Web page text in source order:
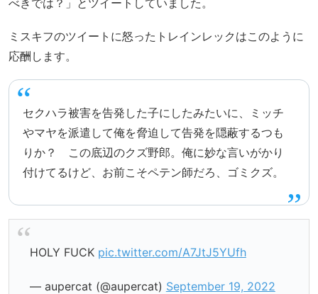
ミスキフのツイートに怒ったトレインレックはこのように
応酬します。
セクハラ被害を告発した子にしたみたいに、ミッチ
やマヤを派遣して俺を脅迫して告発を隠蔽するつも
りか？ この底辺のクズ野郎。俺に妙な言いがかり
付けてるけど、お前こそペテン師だろ、ゴミクズ。
HOLY FUCK pic.twitter.com/A7JtJ5YUfh
— aupercat (@aupercat) September 19, 2022